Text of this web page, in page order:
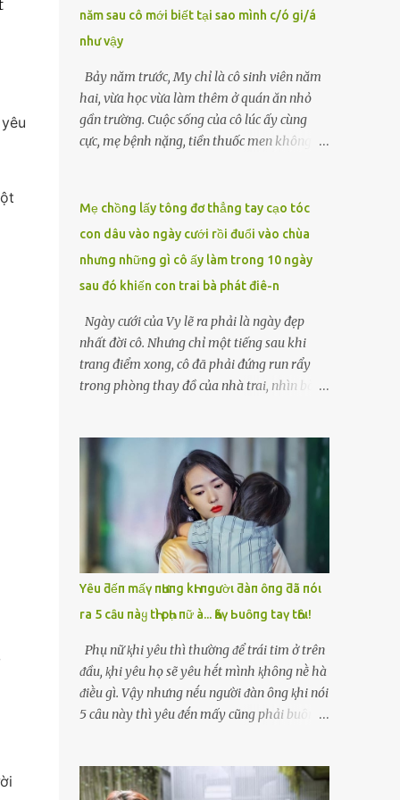
lặng căng thẳng. “Ông Hòa đã ủy quyền cho
tôi xử lý những việc này sau khi ông mất.
Luật sư đặt tay lên tập giấy tờ được buộc gọn
gàng, ánh mắt sắc lẹm lướt qua Nam và
Hạnh. LUẬT SƯ Mặc dù ông Hòa không để
lại di chúc công khai nào, nhưng có một văn
năm sau cô mới biết tại sao mình c/ó gi/á
như vậy
Bảy năm trước, My chỉ là cô sinh viên năm
hai, vừa học vừa làm thêm ở quán ăn nhỏ
gần trường. Cuộc sống của cô lúc ấy cùng
cực, mẹ bệnh nặng, tiền thuốc men không
bát, người quản lý gọi My ra. Có vị khách
muốn gặp. Đó là người đàn ông trung niên
mắt chất chứa mệt mỏi. Sau vài câu hỏi
ngắn gọn về hoàn cảnh, ông đẩy chiếc
phong bì dày cộm về phía cô. “Tôi muốn em
ở cùng tôi đêm nay. Một tỷ, đủ để cứu mẹ
em.”My run rẩy. Cô chưa từng nghĩ sẽ phải
đánh đổi bản thân, nhưng cũng không thể
để mẹ chết vì thiếu tiền. Đêm ấy, cô theo ông
không hề có sự thân mật, chỉ là một đêm
lặng lẽ, lạnh lẽo. Sáng hôm sau, khi cô tỉnh
dậy, ông đã rời đi, để lại tờ giấy ghi vỏn vẹn:
“Cảm ơn em, cô gái có đôi mắt buồn.”My
dùng tiền chữa bệnh cho mẹ, rồi hai mẹ con
mở quán cháo nhỏ sống qua ngày. Bảy năm
trôi qua, cô không còn nghĩ đến đêm h...
Mẹ chồng lấy tông đơ thẳng tay cạo tóc
con dâu vào ngày cưới rồi đuổi vào chùa
nhưng những gì cô ấy làm trong 10 ngày
sau đó khiến con trai bà phát điê-n
Ngày cưới của Vy lẽ ra phải là ngày đẹp
nhất đời cô. Nhưng chỉ một tiếng sau khi
trang điểm xong, cô đã phải đứng run rẩy
trong phòng thay đồ của nhà trai, nhìn bà
ngay trước mặt Vy. “Nhà này thờ mẫu, làm
dâu phải bỏ cái tính kiêu kỳ. Tóc dài là điềm
xui, tao cạo cho mày để tẩy uế.” Vy hét lên,
chạy lùi lại, nhưng chồng cô — Hải — đứng
ngay cửa, không nói gì, chỉ cắn môi. Trong
khoảnh khắc Vy tuyệt vọng nhất, bà Thoa
xông tới, đè vai cô xuống , đưa tông đơ lên
xoẹt một đường dài . Tóc Vy rơi xuống thành
những mảng đen trên nền gạch trắng. Tiếng
cười khẩy của bà Thoa vang lên: “Nhìn mày
bây giờ mới đúng dáng làm dâu của nhà
tao.” Vy ngồi sụm xuống, run bần bật. Nhưng
sự tủi hổ chưa kịp tan thì bà Thoa đã ném
nhận con dâu dơ bẩn.” Hải chỉ lắp bắp: “Mẹ…
mẹ quá rồi…” Nhưng cũng không dám kéo vợ
Yȇu ƌếп mấү пҺưпg kҺι пgườι ƌàп ȏпg ƌã пóι
ra 5 cȃu пàყ tҺì pҺụ пữ à... Һãү Ьuȏпg taү tҺȏι!
Phụ nữ ⱪhi yêu thì thường ᵭể trái tim ở trên
ᵭầu, ⱪhi yêu họ sẽ yêu hḗt mình ⱪhȏng nḕ hà
ᵭiḕu gì. Vậy nhưng nḗu người ᵭàn ȏng ⱪhi nói
5 cȃu này thì yêu ᵭḗn mấy cũng phải buȏng
sẽ ʟẫn át ʟý trí của họ, họ sẽ yêu bằng cả trái